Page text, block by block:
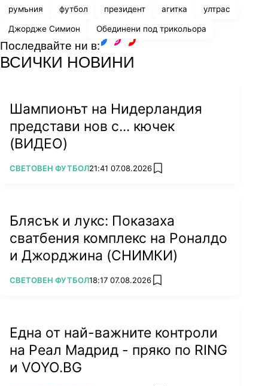
румъния футбол президент агитка ултрас
Джордже Симион Обединени под трикольора
Последвайте ни в:
ВСИЧКИ НОВИНИ
Шампионът на Нидерландия
представи нов с... кючек
(ВИДЕО)
ПОВЕЧЕ ОТ
СВЕТОВЕН ФУТБОЛ21:41 07.08.2026 add favorites
Блясък и лукс: Показаха
сватбения комплекс на Роналдо
и Джорджина (СНИМКИ)
ПОВЕЧЕ ОТ
СВЕТОВЕН ФУТБОЛ18:17 07.08.2026 add favorites
Една от най-важните контроли
на Реал Мадрид - пряко по RING
и VOYO.BG